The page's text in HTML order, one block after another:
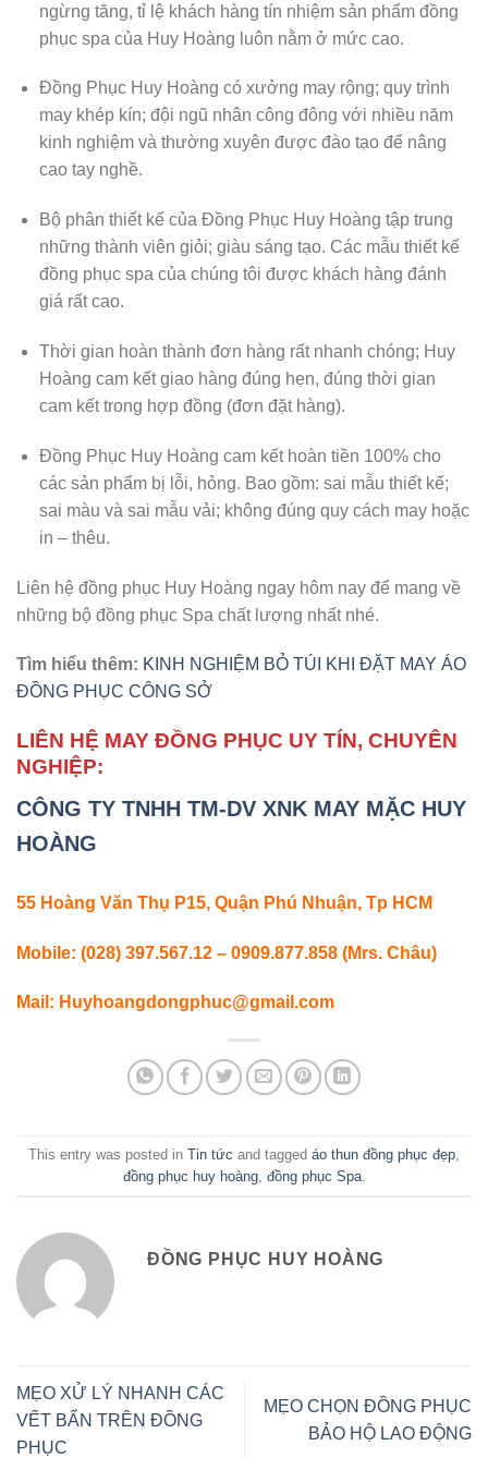
ngừng tăng, tỉ lệ khách hàng tín nhiệm sản phẩm đồng
phục spa của Huy Hoàng luôn nằm ở mức cao.
Đồng Phục Huy Hoàng có xưởng may rộng; quy trình
may khép kín; đội ngũ nhân công đông với nhiều năm
kinh nghiệm và thường xuyên được đào tạo để nâng
cao tay nghề.
Bộ phân thiết kế của Đồng Phục Huy Hoàng tập trung
những thành viên giỏi; giàu sáng tạo. Các mẫu thiết kế
đồng phục spa của chúng tôi được khách hàng đánh
giá rất cao.
Thời gian hoàn thành đơn hàng rất nhanh chóng; Huy
Hoàng cam kết giao hàng đúng hẹn, đúng thời gian
cam kết trong hợp đồng (đơn đặt hàng).
Đồng Phục Huy Hoàng cam kết hoàn tiền 100% cho
các sản phẩm bị lỗi, hỏng. Bao gồm: sai mẫu thiết kế;
sai màu và sai mẫu vải; không đúng quy cách may hoặc
in – thêu.
Liên hệ đồng phục Huy Hoàng ngay hôm nay để mang về
những bộ đồng phục Spa chất lượng nhất nhé.
Tìm hiểu thêm: KINH NGHIỆM BỎ TÚI KHI ĐẶT MAY ÁO
ĐỒNG PHỤC CÔNG SỞ
LIÊN HỆ MAY ĐỒNG PHỤC UY TÍN, CHUYÊN
NGHIỆP:
CÔNG TY TNHH TM-DV XNK MAY MẶC HUY
HOÀNG
55 Hoàng Văn Thụ P15, Quận Phú Nhuận, Tp HCM
Mobile: (028) 397.567.12 – 0909.877.858 (Mrs. Châu)
Mail: Huyhoangdongphuc@gmail.com
This entry was posted in Tin tức and tagged áo thun đồng phục đẹp
đồng phục huy hoàng, đồng phục Spa.
ĐỒNG PHỤC HUY HOÀNG
MẸO XỬ LÝ NHANH CÁC
VẾT BẨN TRÊN ĐỒNG
PHỤC
MẸO CHỌN ĐỒNG PHỤC
BẢO HỘ LAO ĐỘNG